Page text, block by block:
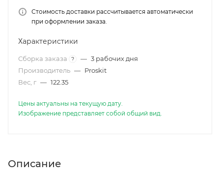
Стоимость доставки рассчитывается автоматически
при оформлении заказа.
Характеристики
Сборка заказа ? — 3 рабочих дня
Производитель — Proskit
Вес, г — 122.35
Цены актуальны на текущую дату.
Изображение представляет собой общий вид.
Описание